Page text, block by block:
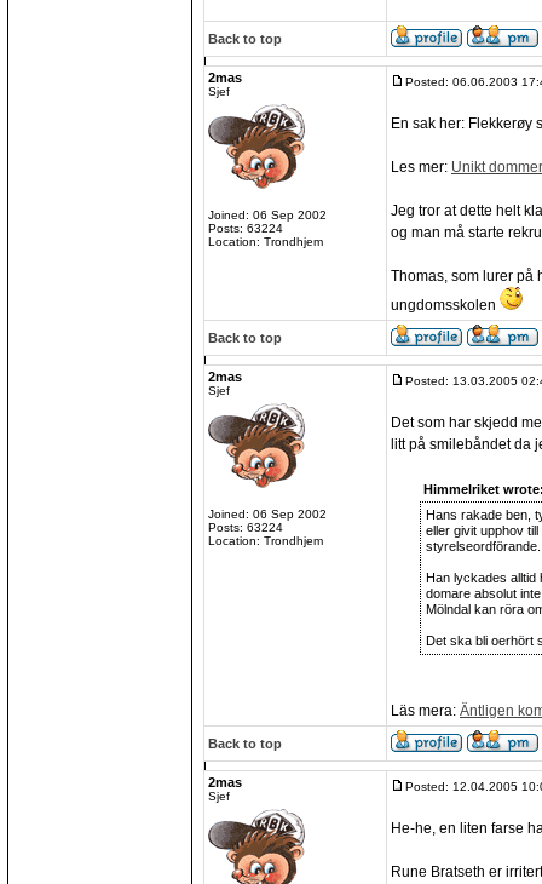
Back to top
2mas
Sjef
Joined: 06 Sep 2002
Posts: 63224
Location: Trondhjem
Posted: 06.06.2003
En sak her: Flekkerøy
Les mer: Unikt
Jeg tror at dette helt
og man må starte
Thomas, som lurer på
ungdomsskolen
Back to top
2mas
Sjef
Joined: 06 Sep 2002
Posts: 63224
Location: Trondhjem
Posted: 13.03.2005
Det som har skjedd
litt på smilebåndet da
Himmelriket
Hans rakade ben,
eller givit upphov
styrelseordförande.
Han lyckades alltid
domare absolut
Mölndal kan röra
Det ska bli oerhört
Läs mera: Äntligen
Back to top
2mas
Sjef
Posted: 12.04.2005
He-he, en liten farse
Rune Bratseth er